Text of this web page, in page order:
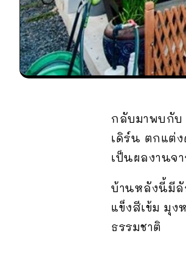
กลับมาพบกับ
เดิร์น ตกแต่
เป็นผลงานจ
บ้านหลังนี้มีลั
แข็งสีเข้ม มุ
ธรรมชาติ